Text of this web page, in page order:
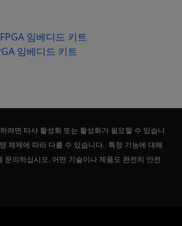
임베디드 키트
임베디드 키트
려면 타사 활성화 또는 활성화가 필요할 수 있습니
체제에 따라 다를 수 있습니다. 특정 기능에 대해
문의하십시오. 어떤 기술이나 제품도 완전히 안전